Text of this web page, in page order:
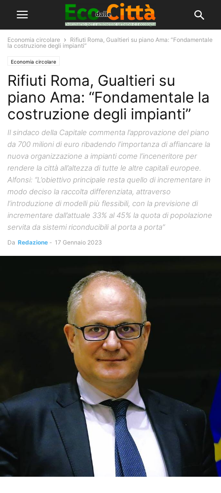
Economia circolare
Rifiuti Roma, Gualtieri su piano Ama: “Fondamentale
la costruzione degli impianti”
Economia circolare
Rifiuti Roma, Gualtieri su
piano Ama: “Fondamentale la
costruzione degli impianti”
Il sindaco della Capitale commenta l’approvazione del piano
da 700 milioni di euro ribadendo l’importanza di affiancare la
nuova organizzazione a impianti come l’inceneritore per
rendere la città all’altezza di tutte le altre capitali europee.
Alfonsi: “L’obiettivo principale resta quello di incrementare in
modo deciso la raccolta differenziata, attraverso
l’introduzione di modelli più flessibili, con la previsione di
incrementare dall’attuale 33% al 45% la quota di popolazione
servita da sistemi riconducibili al porta a porta”
Da Redazione - 17 Gennaio 2023